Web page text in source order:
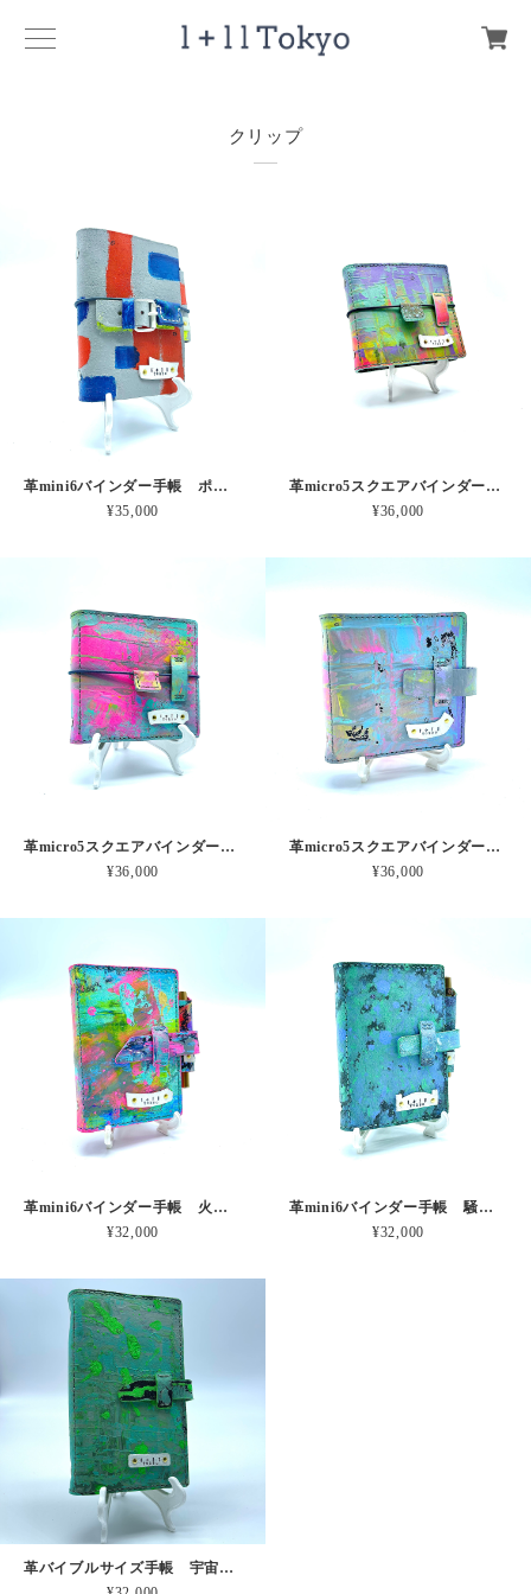
クリップ
革mini6バインダー手帳 ポットくんからのメッセージ 本革
¥35,000
革micro5スクエアバインダー手帳 レインボー波形のうみ 本革
¥36,000
革micro5スクエアバインダー手帳 ピンクオーロラの爆発 本革
¥36,000
革micro5スクエアバインダー手帳 みずいろゾウさんピンク 本革
¥36,000
革mini6バインダー手帳 火の子舞う風景 本革
¥32,000
革mini6バインダー手帳 騒がしのしずか 本革
¥32,000
革バイブルサイズ手帳 宇宙のスクリーン 本革